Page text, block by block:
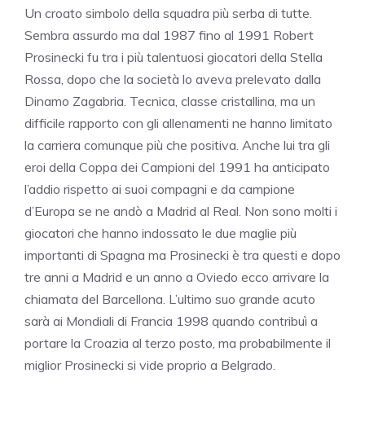
Un croato simbolo della squadra più serba di tutte.
Sembra assurdo ma dal 1987 fino al 1991 Robert
Prosinecki fu tra i più talentuosi giocatori della Stella
Rossa, dopo che la società lo aveva prelevato dalla
Dinamo Zagabria. Tecnica, classe cristallina, ma un
difficile rapporto con gli allenamenti ne hanno limitato
la carriera comunque più che positiva. Anche lui tra gli
eroi della Coppa dei Campioni del 1991 ha anticipato
l’addio rispetto ai suoi compagni e da campione
d’Europa se ne andò a Madrid al Real. Non sono molti i
giocatori che hanno indossato le due maglie più
importanti di Spagna ma Prosinecki è tra questi e dopo
tre anni a Madrid e un anno a Oviedo ecco arrivare la
chiamata del Barcellona. L’ultimo suo grande acuto
sarà ai Mondiali di Francia 1998 quando contribuì a
portare la Croazia al terzo posto, ma probabilmente il
miglior Prosinecki si vide proprio a Belgrado.